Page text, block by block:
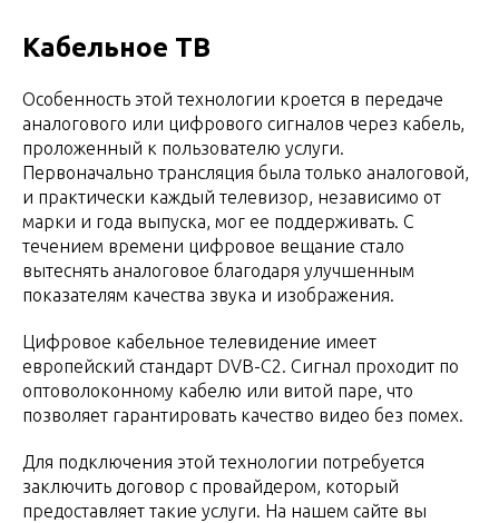
Кабельное ТВ
Особенность этой технологии кроется в передаче
аналогового или цифрового сигналов через кабель,
проложенный к пользователю услуги.
Первоначально трансляция была только аналоговой,
и практически каждый телевизор, независимо от
марки и года выпуска, мог ее поддерживать. С
течением времени цифровое вещание стало
вытеснять аналоговое благодаря улучшенным
показателям качества звука и изображения.
Цифровое кабельное телевидение имеет
европейский стандарт DVB-C2. Сигнал проходит по
оптоволоконному кабелю или витой паре, что
позволяет гарантировать качество видео без помех.
Для подключения этой технологии потребуется
заключить договор с провайдером, который
предоставляет такие услуги. На нашем сайте вы